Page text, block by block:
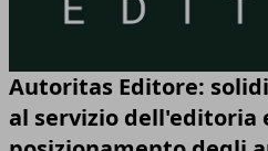
Autoritas Editore:
al servizio dell'editoria